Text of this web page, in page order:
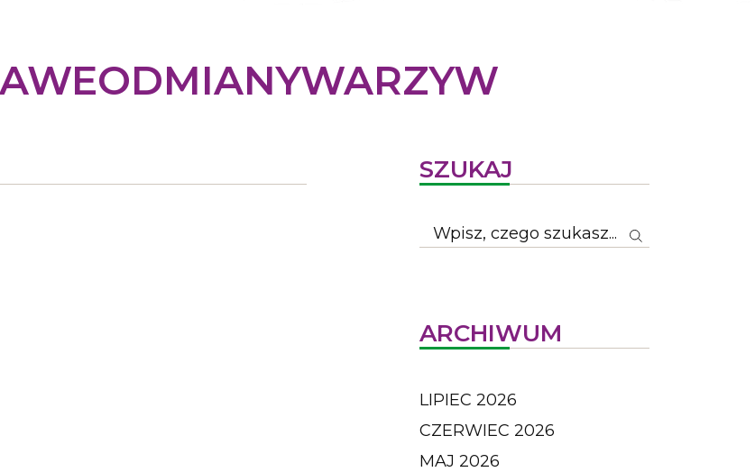
SZUKAJ
ARCHIWUM
LIPIEC 2026
CZERWIEC 2026
MAJ 2026